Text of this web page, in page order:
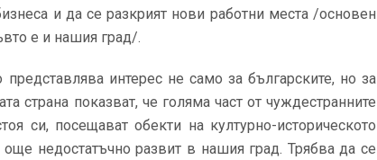
и да се разкрият нови работни места /основен
е и нашия град/.
интерес не само за българските, но за
страна показват, че голяма част от чуждестранните
си, посещават обекти на културно-историческото
недостатъчно развит в нашия град. Трябва да се